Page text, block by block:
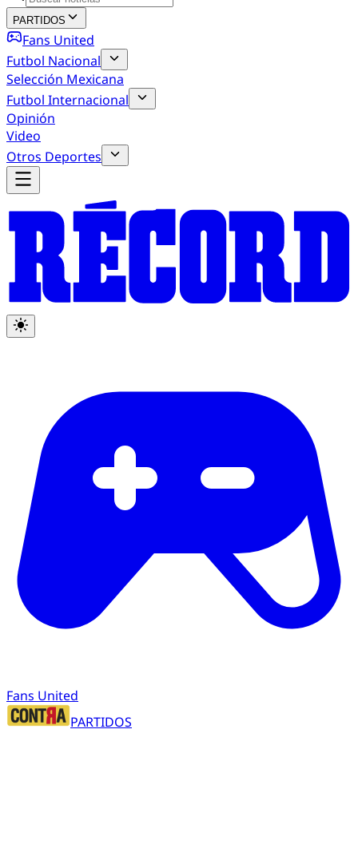
PARTIDOS
Fans United
Futbol Nacional
Selección Mexicana
Futbol Internacional
Opinión
Video
Otros Deportes
Fans United
PARTIDOS